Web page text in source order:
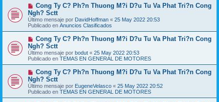
e
e
n
s
a
e
N
e
v
o
m
e
n
s
a
e
Cong Ty C? Ph?n Thuong M?i D?u Tu Va Phat Tri?n Cong
Ngh? Sctt
Último mensaje por DavidHoffman « 25 May 2022 20:53
Publicado en Anuncios Clasificados
N
e
v
o
m
e
n
s
a
Cong Ty C? Ph?n Thuong M?i D?u Tu Va Phat Tri?n Cong
Ngh? Sctt
Último mensaje por bodut « 25 May 2022 20:53
Publicado en TEMAS EN GENERAL DE MOTORES
N
e
v
o
m
Cong Ty C? Ph?n Thuong M?i D?u Tu Va Phat Tri?n Cong
Ngh? Sctt
Último mensaje por EugeneVelasco « 25 May 2022 20:52
Publicado en TEMAS EN GENERAL DE MOTORES